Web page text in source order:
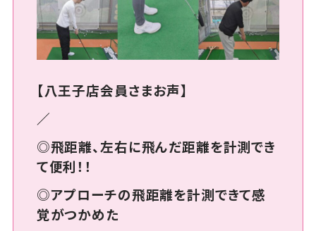
【八王子店会員さまお声】
／
◎飛距離、左右に飛んだ距離を計測でき
て便利！！
◎アプローチの飛距離を計測できて感
覚がつかめた